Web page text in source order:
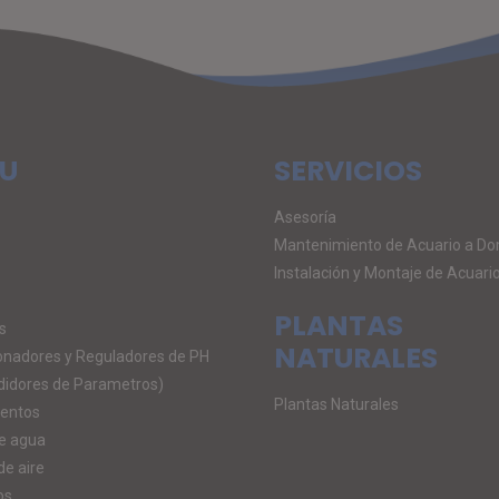
y Reguladores de PH
de Parametros)
agua
aire
SERVICIOS
Asesoría
Mantenimiento de Acuario a
Instalación y Montaje de Acuario
PLANTAS
NATURALES
Plantas Naturales